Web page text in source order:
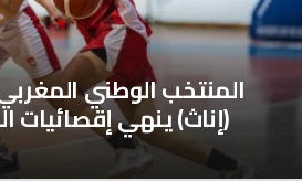
(إناث) ينهي إقصائيات